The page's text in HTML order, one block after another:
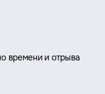
времени и отрыва